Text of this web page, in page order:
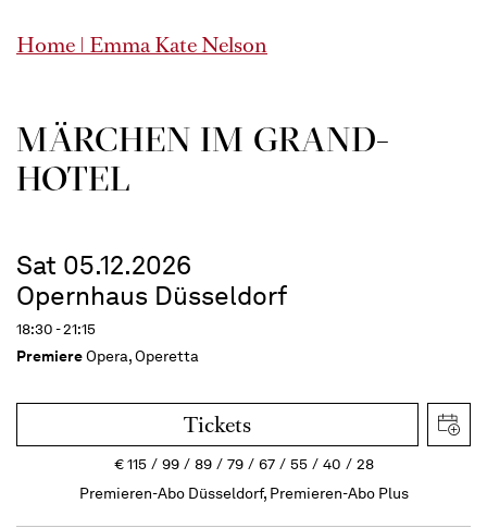
Home | Emma Kate Nelson
MÄRCHEN IM GRAND-
HOTEL
Sat 05.12.2026
Opernhaus Düsseldorf
18:30 - 21:15
PremiereOpera, Operetta
Tickets
€115 99 89 79 67 55 40
28
Premieren-Abo Düsseldorf, Premieren-Abo Plus